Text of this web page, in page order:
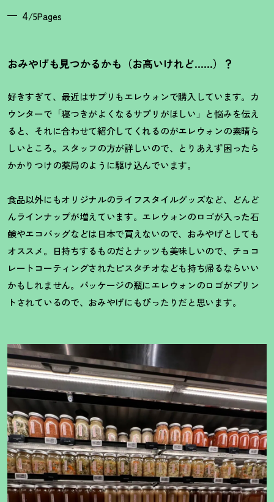
4/5Pages
おみやげも見つかるかも（お高いけれど……） ？
好きすぎて、最近はサプリもエレウォンで購入しています。カ
ウンターで「寝つきがよくなるサプリがほしい」と悩みを伝え
ると、それに合わせて紹介してくれるのがエレウォンの素晴ら
しいところ。スタッフの方が詳しいので、とりあえず困ったら
かかりつけの薬局のように駆け込んでいます。
食品以外にもオリジナルのライフスタイルグッズなど、どんど
んラインナップが増えています。エレウォンのロゴが入った石
鹸やエコバッグなどは日本で買えないので、おみやげとしても
オススメ。日持ちするものだとナッツも美味しいので、チョコ
レートコーティングされたピスタチオなども持ち帰るならいい
かもしれません。パッケージの瓶にエレウォンのロゴがプリン
トされているので、おみやげにもぴったりだと思います。